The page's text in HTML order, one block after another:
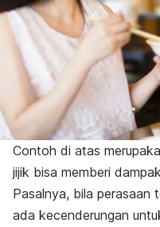
Contoh di atas
jijik bisa memberi
Pasalnya, bila perasaan
ada kecenderungan